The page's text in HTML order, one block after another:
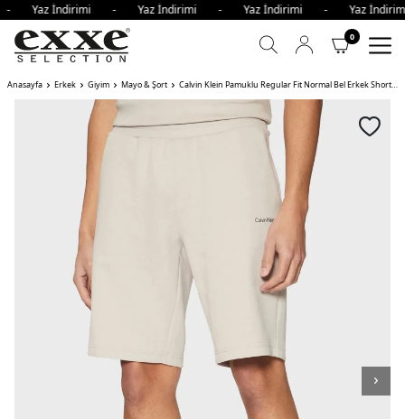
Yaz İndirimi - Yaz İndirimi - Yaz İndirimi - Yaz
0
Anasayfa Erkek Giyim Mayo & Şort Calvin Klein Pamuklu Regular Fit Normal Bel Erkek Short PBQ AÇIK